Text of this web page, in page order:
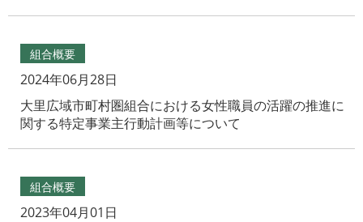
組合概要
2024年06月28日
大里広域市町村圏組合における女性職員の活躍の推進に
関する特定事業主行動計画等について
組合概要
2023年04月01日